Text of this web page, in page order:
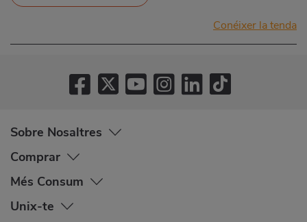
Conéixer la tenda
Sobre Nosaltres
Comprar
Més Consum
Unix-te